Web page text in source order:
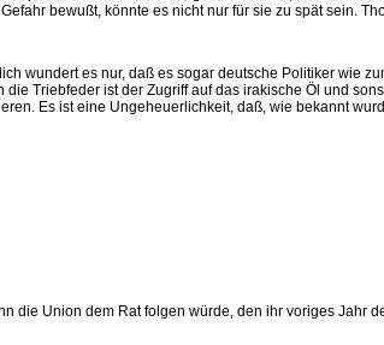
bewußt, könnte es nicht nur für sie zu spät sein.
wundert es nur, daß es sogar deutsche Politiker wie
Triebfeder ist der Zugriff auf das irakische Öl und
Es ist eine Ungeheuerlichkeit, daß, wie bekannt
die Union dem Rat folgen würde, den ihr voriges Jahr